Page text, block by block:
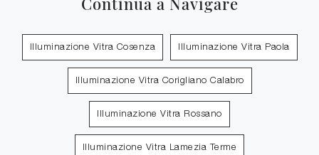
Illuminazione Vitra Cosenza Illuminazione Vitra Paola
Illuminazione Vitra Corigliano Calabro
Illuminazione Vitra Rossano
Illuminazione Vitra Lamezia Terme